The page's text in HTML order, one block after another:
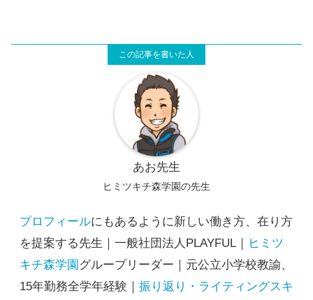
あお先生
ヒミツキチ森学園の先生
プロフィールにもあるように新しい働き方、在り方
を提案する先生｜一般社団法人PLAYFUL｜ ヒミツ
キチ森学園 グループリーダー｜元公立小学校教諭、
15年勤務全学年経験｜ 振り返り・ライティングスキ